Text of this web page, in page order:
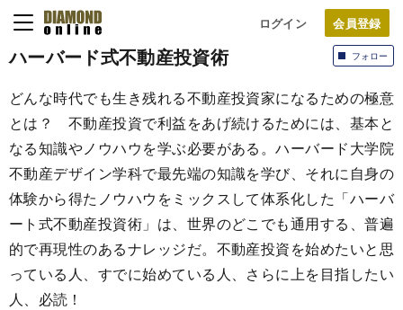
ログイン
フォロー
ハーバード式不動産投資術
どんな時代でも生き残れる不動産投資家になるための極意
とは？ 不動産投資で利益をあげ続けるためには、基本と
なる知識やノウハウを学ぶ必要がある。ハーバード大学院
不動産デザイン学科で最先端の知識を学び、それに自身の
体験から得たノウハウをミックスして体系化した「ハーバ
ート式不動産投資術」は、世界のどこでも通用する、普遍
的で再現性のあるナレッジだ。不動産投資を始めたいと思
っている人、すでに始めている人、さらに上を目指したい
人、必読！